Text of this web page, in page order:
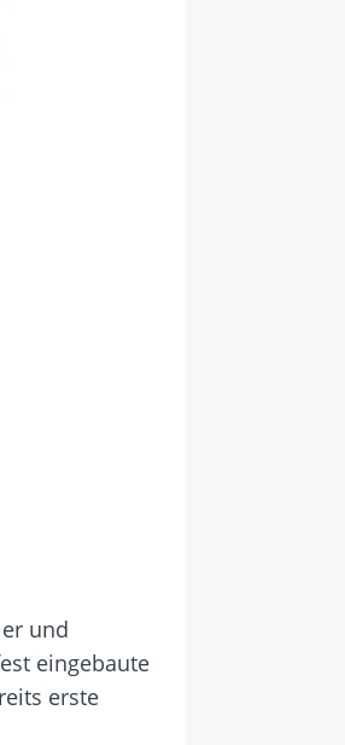
und
eingebaute
erste